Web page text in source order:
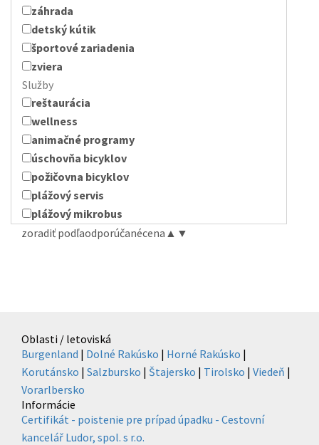
záhrada
detský kútik
športové zariadenia
zviera
Služby
reštaurácia
wellness
animačné programy
úschovňa bicyklov
požičovna bicyklov
plážový servis
plážový mikrobus
zoradiť podľaodporúčanécena ▲ ▼
Oblasti / letoviská
Burgenland | Dolné Rakúsko | Horné Rakúsko |
Korutánsko | Salzbursko | Štajersko | Tirolsko | Viedeň |
Vorarlbersko
Informácie
Certifikát - poistenie pre prípad úpadku - Cestovní
kancelář Ludor, spol. s r.o.